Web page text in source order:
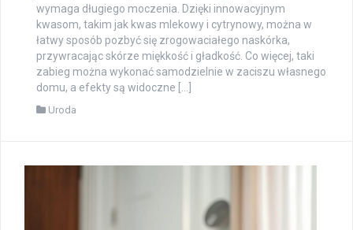
wymaga długiego moczenia. Dzięki innowacyjnym
kwasom, takim jak kwas mlekowy i cytrynowy, można w
łatwy sposób pozbyć się zrogowaciałego naskórka,
przywracając skórze miękkość i gładkość. Co więcej, taki
zabieg można wykonać samodzielnie w zaciszu własnego
domu, a efekty są widoczne […]
Uroda